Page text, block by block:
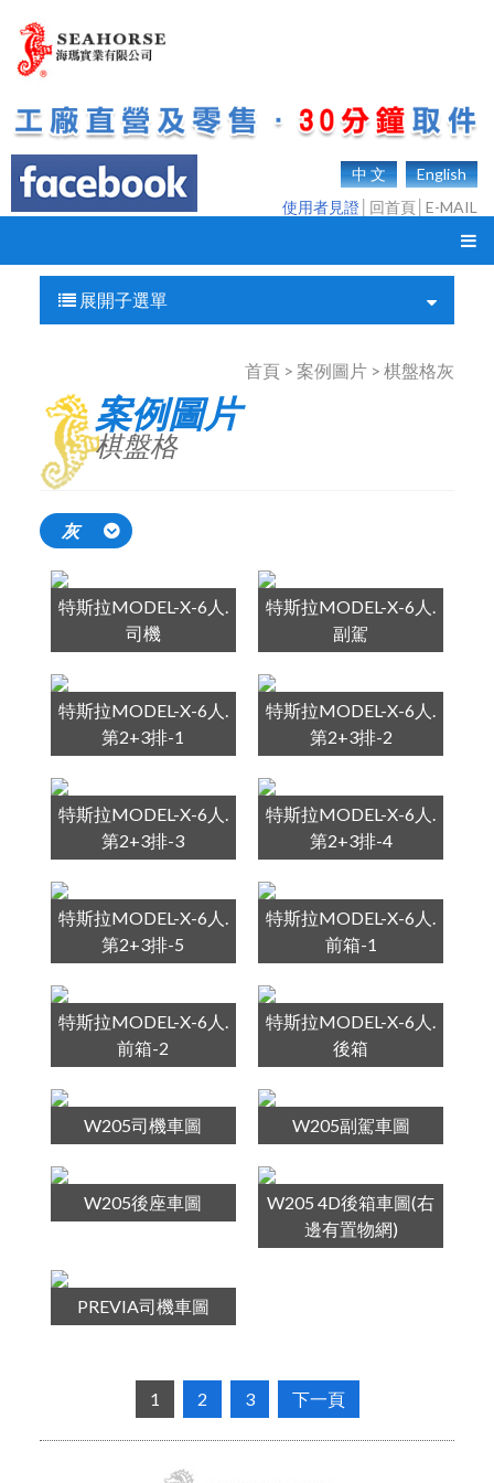
中 文
English
使用者見證 回首頁 E-MAIL
展開子選單
首頁 > 案例圖片 > 棋盤格灰
案例圖片
棋盤格
灰
特斯拉MODEL-X-6人.
司機
特斯拉MODEL-X-6人.
副駕
特斯拉MODEL-X-6人.
第2+3排-1
特斯拉MODEL-X-6人.
第2+3排-2
特斯拉MODEL-X-6人.
第2+3排-3
特斯拉MODEL-X-6人.
第2+3排-4
特斯拉MODEL-X-6人.
第2+3排-5
特斯拉MODEL-X-6人.
前箱-1
特斯拉MODEL-X-6人.
前箱-2
特斯拉MODEL-X-6人.
後箱
W205司機車圖 W205副駕車圖
W205後座車圖
W205 4D後箱車圖(右
邊有置物網)
PREVIA司機車圖
1 2 3 下一頁